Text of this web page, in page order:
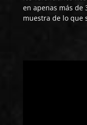
en apenas más de
muestra de lo que